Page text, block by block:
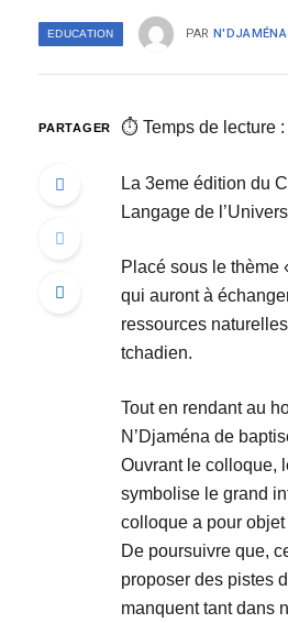
EDUCATION PAR N'DJAMÉNA
PARTAGER ⏱ Temps de lecture :
La 3eme édition du
Langage de
Placé sous le thème
qui auront à
ressources
tchadien.
Tout en rendant au
N’Djaména de
Ouvrant le colloque,
symbolise le grand
colloque a pour
De poursuivre que,
proposer des pistes
manquent tant dans